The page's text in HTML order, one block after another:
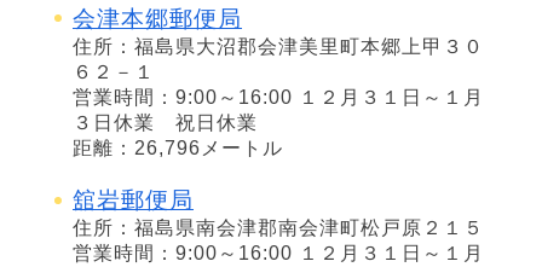
会津本郷郵便局
住所：福島県大沼郡会津美里町本郷上甲３０
６２－１
営業時間：9:00～16:00 １２月３１日～１月
３日休業 祝日休業
距離：26,796メートル
舘岩郵便局
住所：福島県南会津郡南会津町松戸原２１５
営業時間：9:00～16:00 １２月３１日～１月